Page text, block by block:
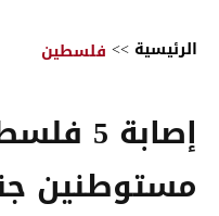
الرئيسية >> فلسطين
إصابة
مستوطنين